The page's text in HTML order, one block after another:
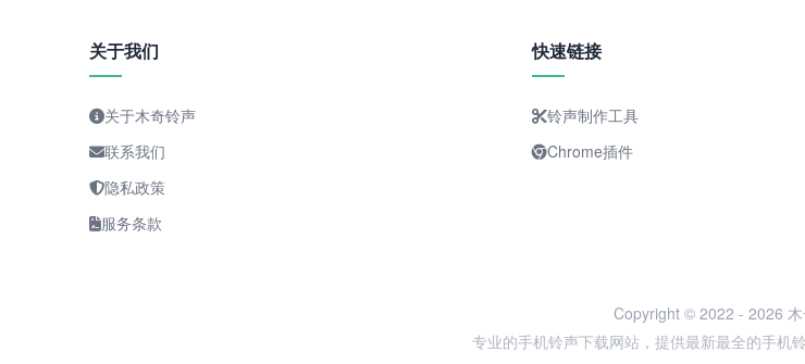
关于我们
关于木奇铃声
联系我们
隐私政策
服务条款
快速链接
铃声制作工具
Chrome插件
Copyright © 2022 - 2026
专业的手机铃声下载网站，提供最新最全的手机